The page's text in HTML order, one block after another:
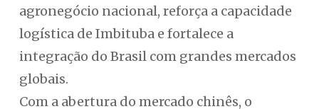
agronegócio nacional, reforça a capacidade
logística de Imbituba e fortalece a
integração do Brasil com grandes mercados
globais.
Com a abertura do mercado chinês, o